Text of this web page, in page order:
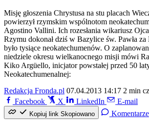
Misję głoszenia Chrystusa na stu placach
powierzył rzymskim wspólnotom
Agostino Vallini. Ich rozesłania wikariusz
Rzymu dokonał dziś w Bazylice św. Pawła
było tysiące neokatechumenów. O
niedziele okresu wielkanocnego misji mówi
Kiko Argüello, inicjator powstałej przed 50
Neokatechumenalnej:
Redakcja Fronda.pl 07.04.2013 14:17 2 min
Facebook
X LinkedIn E-mail
Kopiuj link Skopiowano Komentarze